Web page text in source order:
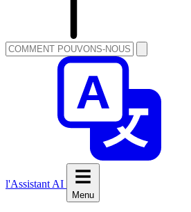
l'Assistant AI
Menu